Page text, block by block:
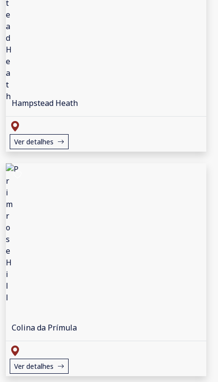
Hampstead Heath
Ver detalhes
Colina da Prímula
Ver detalhes